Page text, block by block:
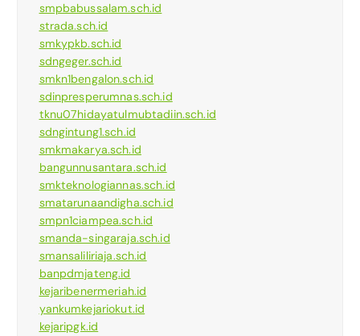
smpbabussalam.sch.id
strada.sch.id
smkypkb.sch.id
sdngeger.sch.id
smkn1bengalon.sch.id
sdinpresperumnas.sch.id
tknu07hidayatulmubtadiin.sch.id
sdngintung1.sch.id
smkmakarya.sch.id
bangunnusantara.sch.id
smkteknologiannas.sch.id
smatarunaandigha.sch.id
smpn1ciampea.sch.id
smanda-singaraja.sch.id
smansaliliriaja.sch.id
banpdmjateng.id
kejaribenermeriah.id
yankumkejariokut.id
kejaripgk.id